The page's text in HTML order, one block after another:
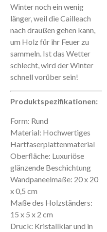
Winter noch ein wenig
länger, weil die Cailleach
nach draußen gehen kann,
um Holz für ihr Feuer zu
sammeln. Ist das Wetter
schlecht, wird der Winter
schnell vorüber sein!
Produktspezifikationen:
Form: Rund
Material: Hochwertiges
Hartfaserplattenmaterial
Oberfläche: Luxuriöse
glänzende Beschichtung
Wandpaneelmaße: 20 x 20
x 0,5 cm
Maße des Holzständers:
15 x 5 x 2 cm
Druck: Kristallklar und in